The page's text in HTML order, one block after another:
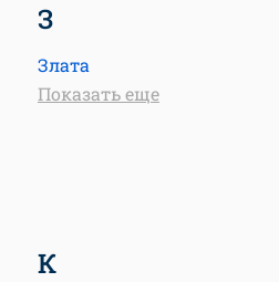
З
Злата
Показать еще
К